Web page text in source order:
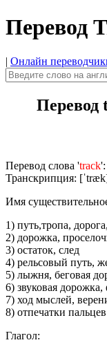
Перевод
| Онлайн
Перевод
Перевод слова 'track
Транскрипция:
Имя
1) путь,тропа,
2) дорожка,
3) остаток, след
4) рельсовый путь,
5) лыжня, беговая
6) звуковая
7) ход мыслей,
8) отпечатки пальцев
Глагол: